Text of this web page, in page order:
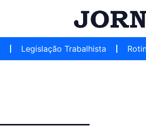
Legislação Trabalhista